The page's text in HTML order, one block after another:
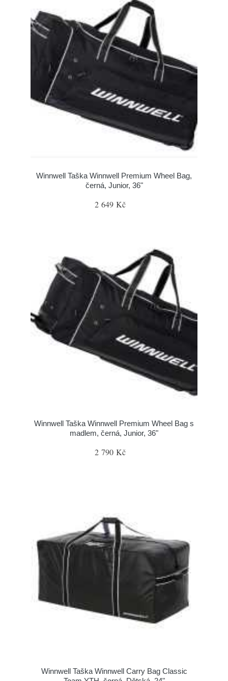
Winnwell Taška Winnwell Premium Wheel Bag,
černá, Junior, 36"
2 649 Kč
Winnwell Taška Winnwell Premium Wheel Bag s
madlem, černá, Junior, 36"
2 790 Kč
Winnwell Taška Winnwell Carry Bag Classic